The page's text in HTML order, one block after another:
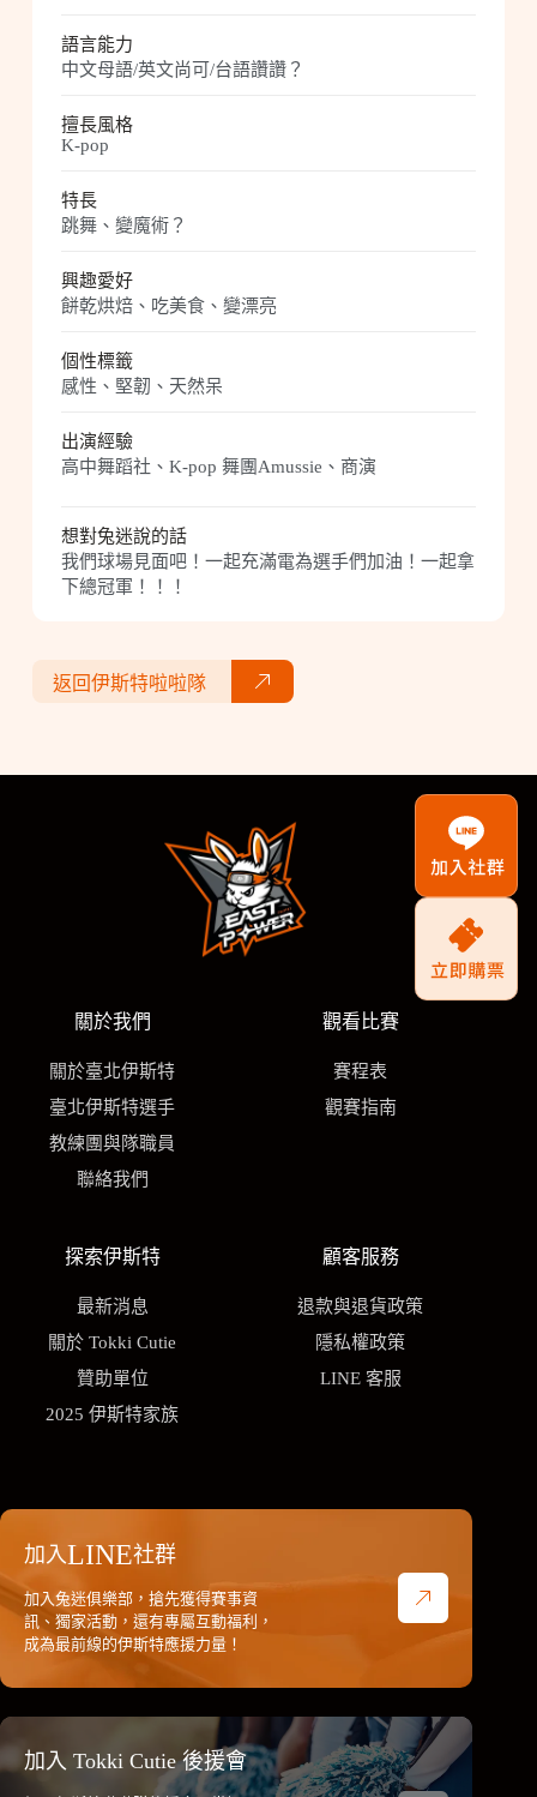
語言能力
中文母語/英文尚可/台語讚讚？
擅長風格
K-pop
特長
跳舞、變魔術？
興趣愛好
餅乾烘焙、吃美食、變漂亮
個性標籤
感性、堅韌、天然呆
出演經驗
高中舞蹈社、K-pop 舞團Amussie、商演
想對兔迷說的話
我們球場見面吧！一起充滿電為選手們加油！一起拿
下總冠軍！！！
返回伊斯特啦啦隊
關於我們
關於臺北伊斯特
臺北伊斯特選手
教練團與隊職員
聯絡我們
觀看比賽
賽程表
觀賽指南
探索伊斯特
最新消息
關於 Tokki Cutie
贊助單位
2025 伊斯特家族
顧客服務
退款與退貨政策
隱私權政策
LINE 客服
加入LINE社群
加入兔迷俱樂部，搶先獲得賽事資
訊、獨家活動，還有專屬互動福利，
成為最前線的伊斯特應援力量！
加入 Tokki Cutie 後援會